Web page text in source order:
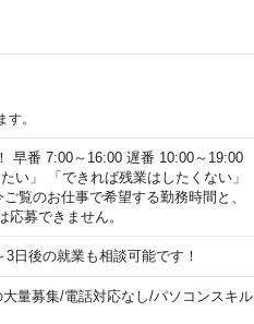
。
早番 7:00～16:00 遅番 10:00～19:00
い」 「できれば残業はしたくない」
覧のお仕事で希望する勤務時間と、
募できません。
日後の就業も相談可能です！
量募集/電話対応なし/パソコンスキル